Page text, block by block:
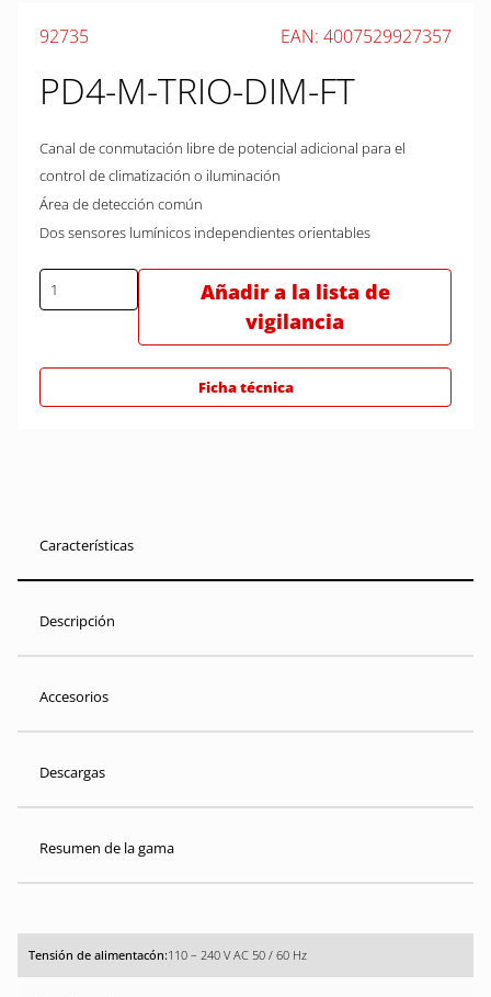
92735 EAN: 4007529927357
PD4-M-TRIO-DIM-FT
Canal de conmutación libre de potencial adicional para el
control de climatización o iluminación
Área de detección común
Dos sensores lumínicos independientes orientables
Añadir a la lista de
vigilancia
Ficha técnica
Características
Descripción
Accesorios
Descargas
Resumen de la gama
110 – 240 V AC 50 / 60 Hz